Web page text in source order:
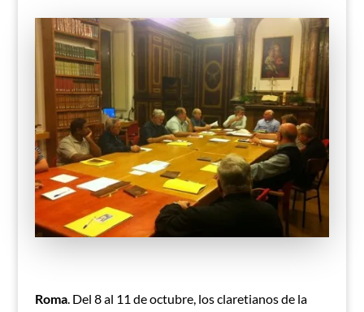
Roma. Del 8 al 11 de octubre, los claretianos de la